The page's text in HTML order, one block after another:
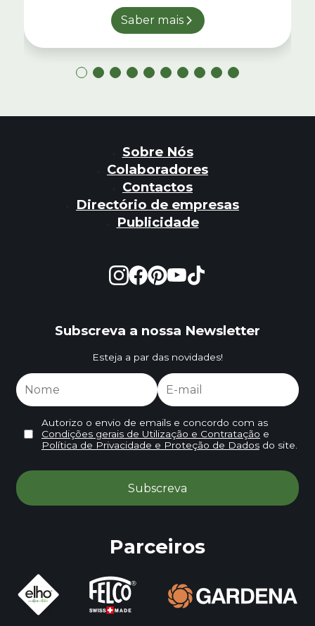
Saber mais
Sobre Nós
Colaboradores
Contactos
Directório de empresas
Publicidade
Subscreva a nossa Newsletter
Esteja a par das novidades!
Autorizo o envio de emails e concordo com as
Condições gerais de Utilização e Contratação e
Política de Privacidade e Proteção de Dadosdo site.
Parceiros